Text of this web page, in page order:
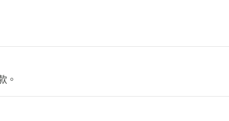
。